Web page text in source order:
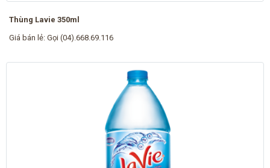
Thùng Lavie 350ml
Giá bán lẻ: Gọi (04).668.69.116